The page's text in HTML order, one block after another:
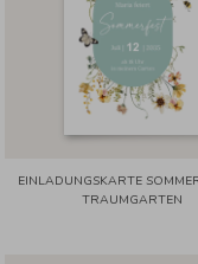
EINLADUNGSKARTE
TRAUMGARTEN